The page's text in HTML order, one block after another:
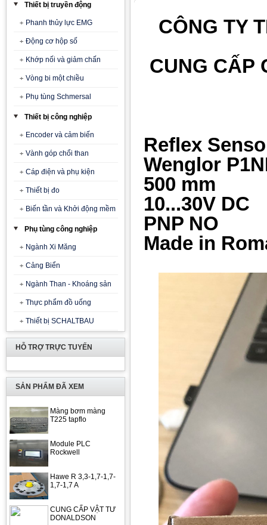
Thiết bị truyền động
Phanh thủy lực EMG
Động cơ hộp số
Khớp nối và giảm chấn
Vòng bi một chiều
Phụ tùng Schmersal
Thiết bị công nghiệp
Encoder và cảm biến
Vành góp chổi than
Cáp điện và phụ kiện
Thiết bị đo
Biến tần và Khởi động mềm
Phụ tùng công nghiệp
Ngành Xi Măng
Cảng Biển
Ngành Than - Khoáng sản
Thực phẩm đồ uống
Thiết bị SCHALTBAU
HỖ TRỢ TRỰC TUYẾN
SẢN PHẨM ĐÃ XEM
Màng bơm màng
T225 tapflo
Module PLC
Rockwell
Hawe R 3,3-1,7-1,7-
1,7-1,7 A
CUNG CẤP VẬT TƯ
DONALDSON
CÔNG TY
CUNG CẤP
Reflex
Wenglor
500 mm
10...30V DC
PNP NO
Made in